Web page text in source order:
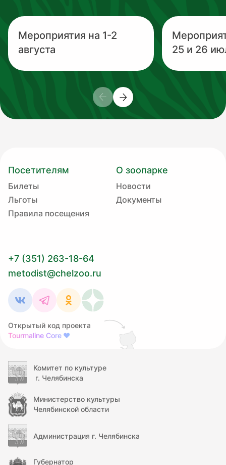
Мероприятия на 1-2
августа
25 и 26
Посетителям
Билеты
Льготы
Правила посещения
О зоопарке
Новости
Документы
+7 (351) 263-18-64
metodist@chelzoo.ru
Открытый код проекта
Tourmaline Core ❤
Комитет по культуре
г. Челябинска
Министерство культуры
Челябинской области
Администрация г. Челябинска
Губернатор